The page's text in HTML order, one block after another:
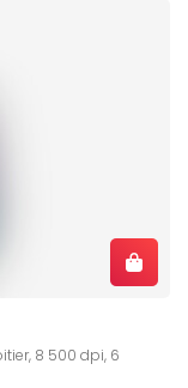
8 500 dpi, 6